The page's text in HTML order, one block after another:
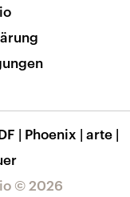
App
© 2026
| Phoenix | arte |